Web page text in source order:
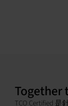
Together
TCO Certified